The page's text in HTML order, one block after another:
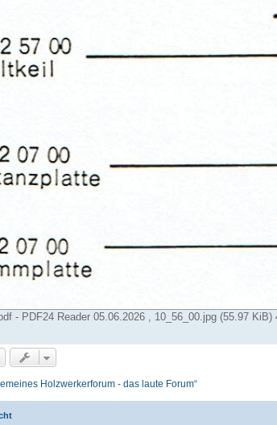
- PDF24 Reader 05.06.2026 , 10_56_00.jpg (55.97
Holzwerkerforum - das laute Forum“